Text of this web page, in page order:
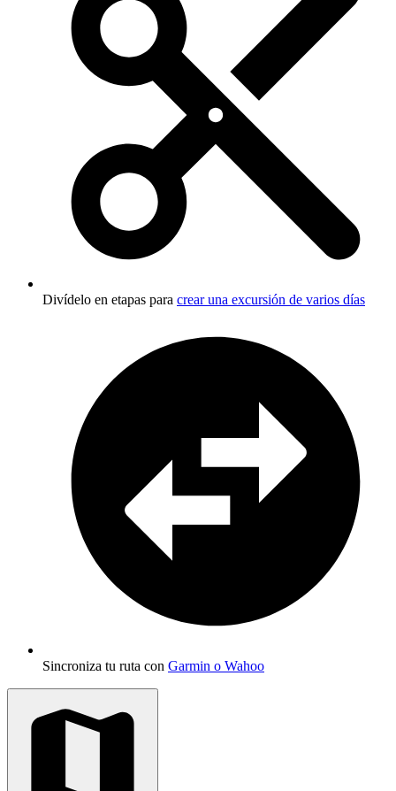
Divídelo en etapas para crear una excursión de varios días
Sincroniza tu ruta con Garmin o Wahoo